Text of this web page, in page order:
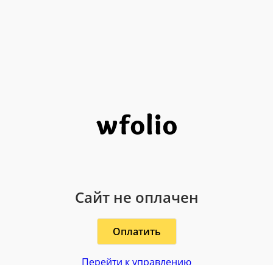
Сайт не оплачен
Оплатить
Перейти к управлению